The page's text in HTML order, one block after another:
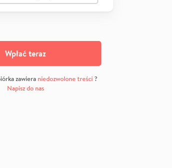
Wpłać teraz
zawiera niedozwolone treści?
Napisz do nas